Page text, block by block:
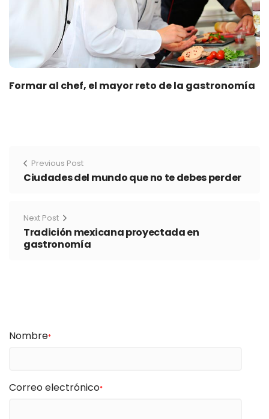
Formar al chef, el mayor reto de la gastronomía
Previous Post
Ciudades del mundo que no te debes perder
Next Post
Tradición mexicana proyectada en
gastronomía
Nombre*
Correo electrónico*